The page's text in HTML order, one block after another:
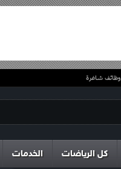
وظائف شاغرة
كل الرياضات الخدمات